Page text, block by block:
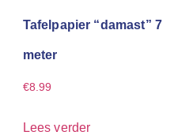
Tafelpapier “damast” 7
meter
€8.99
Lees verder